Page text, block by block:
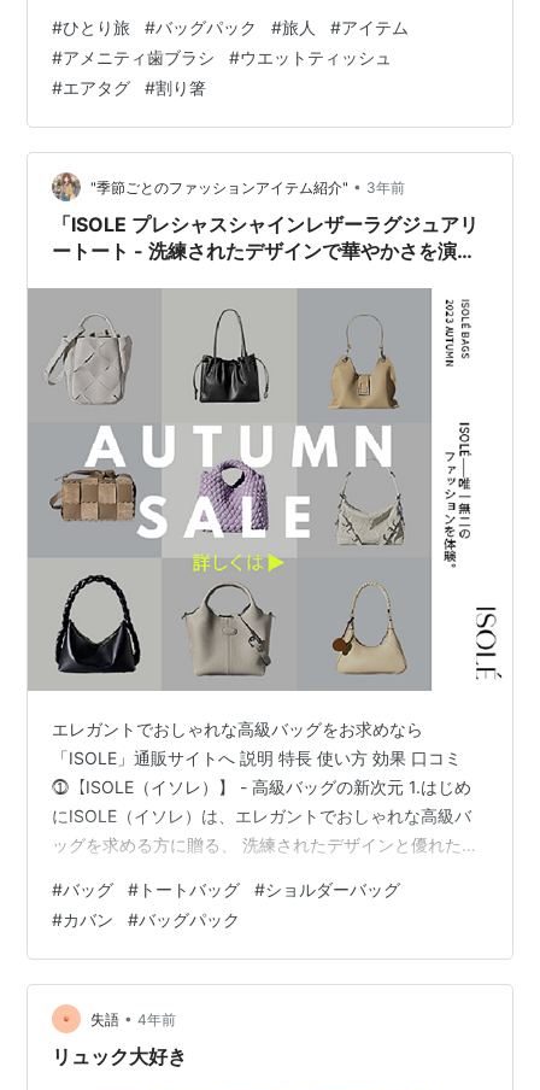
書きました。続きは、本編でそっと。 ⇩ ⇩ ⇩ www.tabi-
fa.blogランキング参加中海外旅行ランキング参加中アク
セスの輪ランキング参加中個人投資家ランキング参加中
ひとり旅ランキング参加中【公式】2025年開設ブログラ
ンキング参加中FIREムーブメント‼︎
#ひとり旅 #バッグパック #旅人 #アイテム
#アメニティ歯ブラシ #ウエットティッシュ
#エアタグ #割り箸
"季節ごとのファッションアイテム紹介" • 3年前
「ISOLE プレシャスシャインレザーラグジュアリ
ートート - 洗練されたデザインで華やかさを演
エレガントでおしゃれな高級バッグをお求めなら
「ISOLE」通販サイトへ 説明 特長 使い方 効果 口コミ
⓵【ISOLE（イソレ）】 - 高級バッグの新次元 1.はじめ
にISOLE（イソレ）は、エレガントでおしゃれな高級バ
ッグを求める方に贈る、 洗練されたデザインと優れた品
素材と職人技術が調和し、 ユーザーに上質なライフスタ
イルを提供しています。 以下では、「ISOLE」の特長、
使い方、効果、 お客様の口コミについて詳しくご紹介い
たします。 ⓶特長2.1 高品質な素材の使用ISOLEのバッグ
は、最高級の素材を厳選して使用しています。 上質な
レ…
#バッグ # トートバッグ #ショルダーバッグ
#カバン #バッグパック
失語 • 4年前
リュック大好き